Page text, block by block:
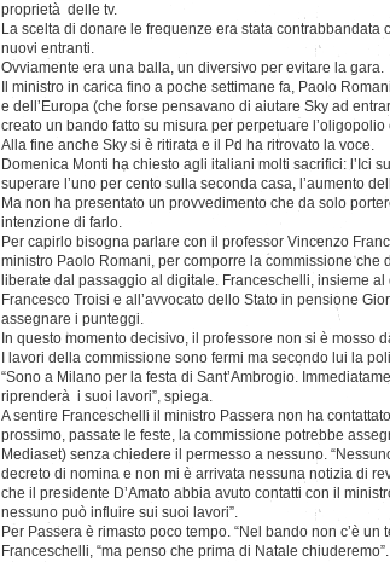
proprietà delle tv.
La scelta di donare le frequenze era stata contrabbandata
nuovi entranti.
Ovviamente era una balla, un diversivo per evitare la gara.
Il ministro in carica fino a poche settimane fa, Paolo
e dell’Europa (che forse pensavano di aiutare Sky ad
creato un bando fatto su misura per perpetuare
Alla fine anche Sky si è ritirata e il Pd ha ritrovato la voce.
Domenica Monti ha chiesto agli italiani molti sacrifici: l’Ici
superare l’uno per cento sulla seconda casa, l’aumento
Ma non ha presentato un provvedimento che da solo
intenzione di farlo.
Per capirlo bisogna parlare con il professor Vincenzo
ministro Paolo Romani, per comporre la commissione
liberate dal passaggio al digitale. Franceschelli, insieme
Francesco Troisi e all’avvocato dello Stato in pensione
assegnare i punteggi.
In questo momento decisivo, il professore non si è mosso
I lavori della commissione sono fermi ma secondo lui la
“Sono a Milano per la festa di Sant’Ambrogio.
riprenderà i suoi lavori”, spiega.
A sentire Franceschelli il ministro Passera non ha
prossimo, passate le feste, la commissione potrebbe
Mediaset) senza chiedere il permesso a nessuno.
decreto di nomina e non mi è arrivata nessuna notizia di
che il presidente D’Amato abbia avuto contatti con il
nessuno può influire sui suoi lavori”.
Per Passera è rimasto poco tempo. “Nel bando non c’è
Franceschelli, “ma penso che prima di Natale chiuderemo”.